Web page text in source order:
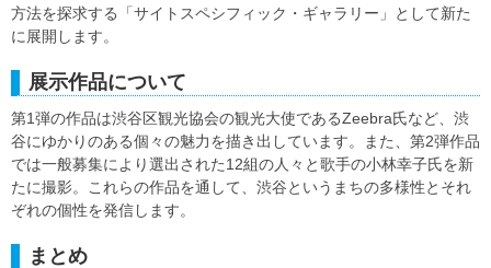
方法を探求する「サイトスペシフィック・ギャラリー」として新た
に展開します。
展示作品について
第1弾の作品は渋谷区観光協会の観光大使であるZeebra氏など、渋
谷にゆかりのある個々の魅力を描き出しています。また、第2弾作品
では一般募集により選出された12組の人々と歌手の小林幸子氏を新
たに撮影。これらの作品を通して、渋谷というまちの多様性とそれ
ぞれの個性を発信します。
まとめ